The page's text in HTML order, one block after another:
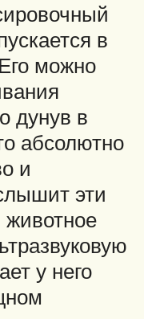
в
можно
дунув в
абсолютно
и
эти
у него